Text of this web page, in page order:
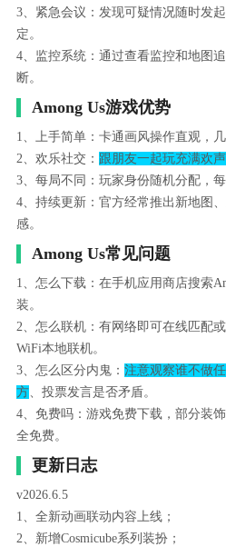
3、紧急会议：发现可疑情况随时发
定。
4、监控系统：通过查看监控和地图
断。
Among Us游戏优势
1、上手简单：卡通画风操作直观，
2、欢乐社交： 跟朋友一起玩充满欢
3、每局不同：玩家身份随机分配，
4、持续更新：官方经常推出新地图
感。
Among Us常见问题
1、怎么下载：在手机应用商店搜索
装。
2、怎么联机：有网络即可在线匹配
WiFi本地联机。
3、怎么区分内鬼： 注意观察谁不做
方、投票发言是否矛盾。
4、免费吗：游戏免费下载，部分装
全免费。
更新日志
v2026.6.5
1、全新动画联动内容上线；
2、新增Cosmicube系列装扮；